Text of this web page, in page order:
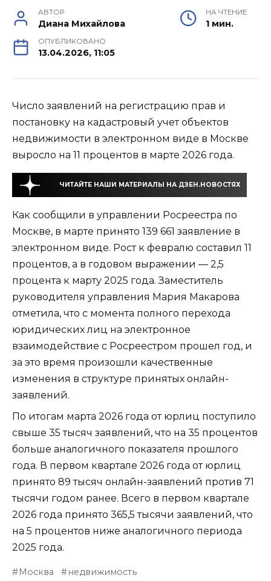
АВТОР
Диана Михайлова
НА ЧТЕНИЕ
1 мин.
ОПУБЛИКОВАНО
13.04.2026, 11:05
Число заявлений на регистрацию прав и
постановку на кадастровый учет объектов
недвижимости в электронном виде в Москве
выросло на 11 процентов в марте 2026 года.
ЧИТАЙТЕ НАШИ МАТЕРИАЛЫ НА ДЗЕН.НОВОСТЯХ
Как сообщили в управлении Росреестра по
Москве, в марте принято 139 661 заявление в
электронном виде. Рост к февралю составил 11
процентов, а в годовом выражении — 2,5
процента к марту 2025 года. Заместитель
руководителя управления Мария Макарова
отметила, что с момента полного перехода
юридических лиц на электронное
взаимодействие с Росреестром прошел год, и
за это время произошли качественные
изменения в структуре принятых онлайн-
заявлений.
По итогам марта 2026 года от юрлиц поступило
свыше 35 тысяч заявлений, что на 35 процентов
больше аналогичного показателя прошлого
года. В первом квартале 2026 года от юрлиц
принято 89 тысяч онлайн-заявлений против 71
тысячи годом ранее. Всего в первом квартале
2026 года принято 365,5 тысячи заявлений, что
на 5 процентов ниже аналогичного периода
2025 года.
Москва недвижимость